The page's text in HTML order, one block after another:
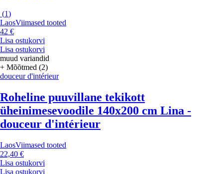
(1)
LaosViimased tooted
42 €
Lisa ostukorvi
Lisa ostukorvi
muud variandid
+ Mõõtmed (2)
douceur d'intérieur
Roheline puuvillane tekikott
üheinimesevoodile 140x200 cm Lina -
douceur d'intérieur
LaosViimased tooted
22,40 €
Lisa ostukorvi
Lisa ostukorvi